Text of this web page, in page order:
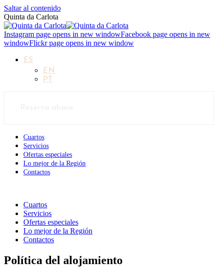
Saltar al contenido
Quinta da Carlota
Instagram page opens in new windowFacebook page opens in new
windowFlickr page opens in new window
ES
EN
PT
Cuartos
Servicios
Ofertas especiales
Lo mejor de la Región
Contactos
Cuartos
Servicios
Ofertas especiales
Lo mejor de la Región
Contactos
Política del alojamiento